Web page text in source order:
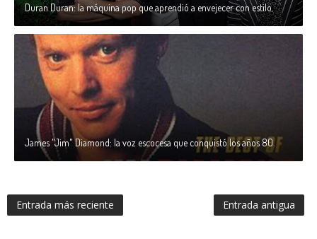
Duran Duran: la máquina pop que aprendió a envejecer con estilo.
James "Jim" Diamond: la voz escocesa que conquistó los años 80.
Entrada más reciente Entrada antigua